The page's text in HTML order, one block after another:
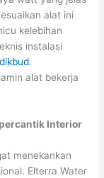
alat ini
kelebihan
instalasi
.
alat bekerja
Interior
menekankan
Elterra Water